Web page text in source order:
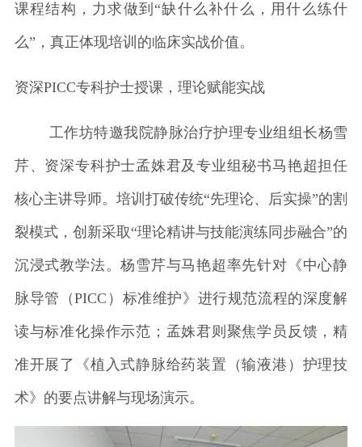
课程结构，力求做到“缺什么补什么，用什么练什
么”，真正体现培训的临床实战价值。
资深PICC专科护士授课，理论赋能实战
工作坊特邀我院静脉治疗护理专业组组长杨雪
芹、资深专科护士孟姝君及专业组秘书马艳超担任
核心主讲导师。培训打破传统“先理论、后实操”的割
裂模式，创新采取“理论精讲与技能演练同步融合”的
沉浸式教学法。杨雪芹与马艳超率先针对《中心静
脉导管（PICC）标准维护》进行规范流程的深度解
读与标准化操作示范；孟姝君则聚焦学员反馈，精
准开展了《植入式静脉给药装置（输液港）护理技
术》的要点讲解与现场演示。